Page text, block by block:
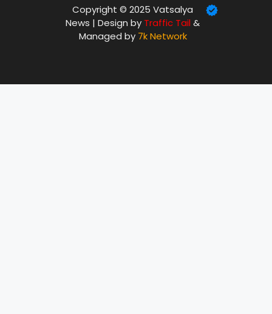
Copyright © 2025 Vatsalya
News | Design by Traffic Tail&
Managed by 7k Network